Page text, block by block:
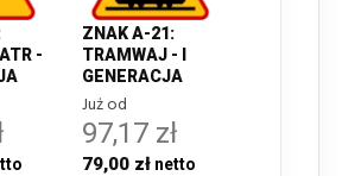
-
ZNAK A-21:
TRAMWAJ - I
GENERACJA
Już od
97,17 zł
79,00 zł